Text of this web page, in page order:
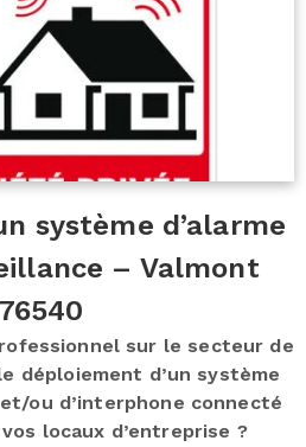
système d’alarme
– Valmont
76540
sur le secteur de
déploiement d’un système
ou d’interphone connecté
locaux d’entreprise ?